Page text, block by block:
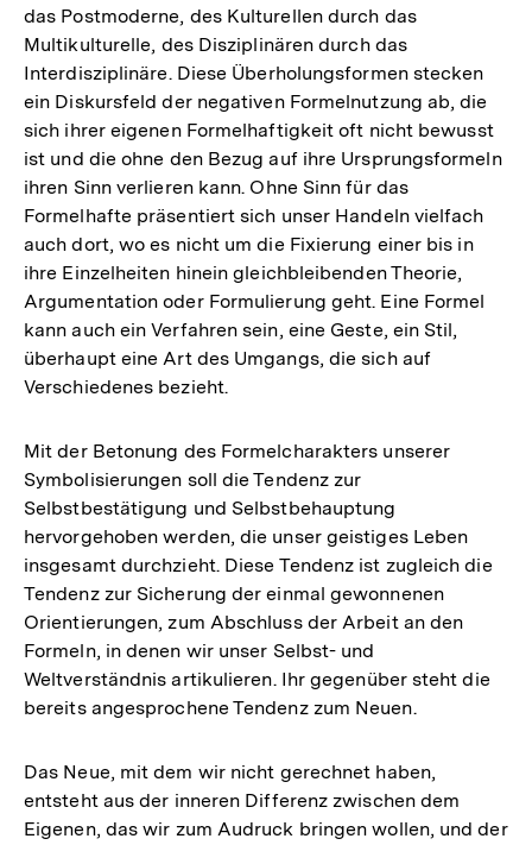
das Postmoderne, des Kulturellen durch das
Multikulturelle, des Disziplinären durch das
Interdisziplinäre. Diese Überholungsformen stecken
ein Diskursfeld der negativen Formelnutzung ab, die
sich ihrer eigenen Formelhaftigkeit oft nicht bewusst
ist und die ohne den Bezug auf ihre Ursprungsformeln
ihren Sinn verlieren kann. Ohne Sinn für das
Formelhafte präsentiert sich unser Handeln vielfach
auch dort, wo es nicht um die Fixierung einer bis in
ihre Einzelheiten hinein gleichbleibenden Theorie,
Argumentation oder Formulierung geht. Eine Formel
kann auch ein Verfahren sein, eine Geste, ein Stil,
überhaupt eine Art des Umgangs, die sich auf
Verschiedenes bezieht.
Mit der Betonung des Formelcharakters unserer
Symbolisierungen soll die Tendenz zur
Selbstbestätigung und Selbstbehauptung
hervorgehoben werden, die unser geistiges Leben
insgesamt durchzieht. Diese Tendenz ist zugleich die
Tendenz zur Sicherung der einmal gewonnenen
Orientierungen, zum Abschluss der Arbeit an den
Formeln, in denen wir unser Selbst- und
Weltverständnis artikulieren. Ihr gegenüber steht die
bereits angesprochene Tendenz zum Neuen.
Das Neue, mit dem wir nicht gerechnet haben,
entsteht aus der inneren Differenz zwischen dem
Eigenen, das wir zum Audruck bringen wollen, und der